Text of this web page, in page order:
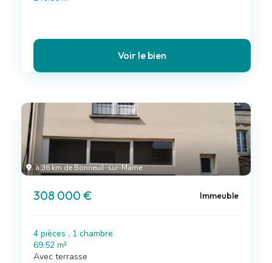
Voir le bien
à 36 km de Bonneuil-sur-Marne
308 000 € Immeuble
4 pièces , 1 chambre
69.52 m²
Avec terrasse